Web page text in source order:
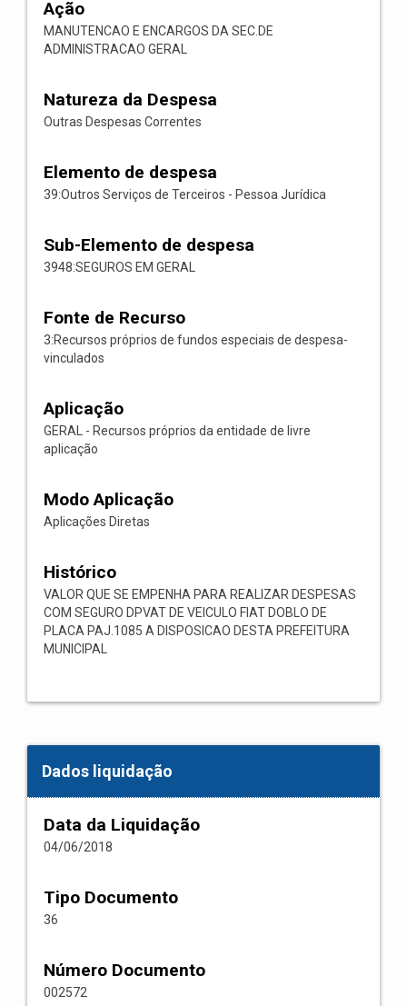
Ação
MANUTENCAO E ENCARGOS DA SEC.DE
ADMINISTRACAO GERAL
Natureza da Despesa
Outras Despesas Correntes
Elemento de despesa
39:Outros Serviços de Terceiros - Pessoa Jurídica
Sub-Elemento de despesa
3948:SEGUROS EM GERAL
Fonte de Recurso
3:Recursos próprios de fundos especiais de despesa-
vinculados
Aplicação
GERAL - Recursos próprios da entidade de livre
aplicação
Modo Aplicação
Aplicações Diretas
Histórico
VALOR QUE SE EMPENHA PARA REALIZAR DESPESAS
COM SEGURO DPVAT DE VEICULO FIAT DOBLO DE
PLACA PAJ.1085 A DISPOSICAO DESTA PREFEITURA
MUNICIPAL
Dados liquidação
Data da Liquidação
04/06/2018
Tipo Documento
36
Número Documento
002572